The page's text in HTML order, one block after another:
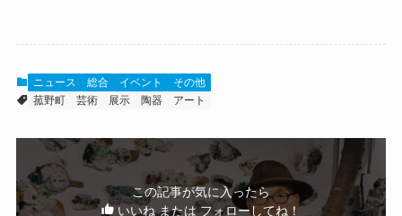
ニュース 総合 イベント
その他
菰野町
芸術 展示 陶器 アート
この記事が気に入ったら
いいね または フォローしてね！